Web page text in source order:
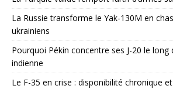
La Russie transforme le Yak-130M en
ukrainiens
Pourquoi Pékin concentre ses J-20 le long
indienne
Le F-35 en crise : disponibilité chronique